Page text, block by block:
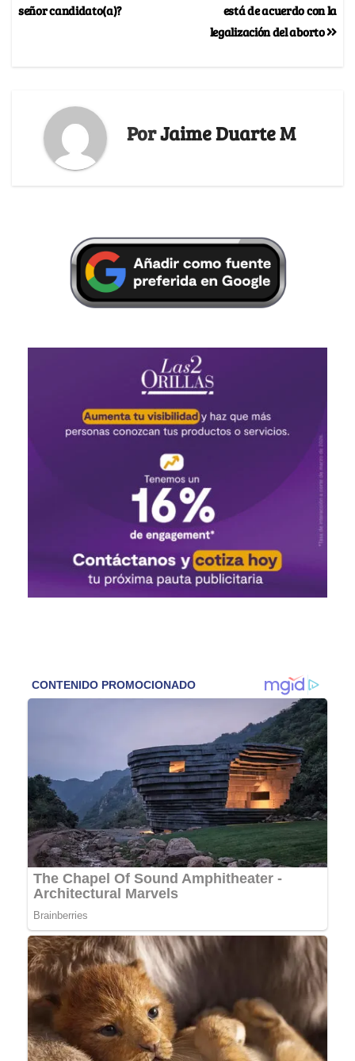
está de acuerdo con la
legalización del aborto
señor candidato(a)?
PorJaime Duarte M